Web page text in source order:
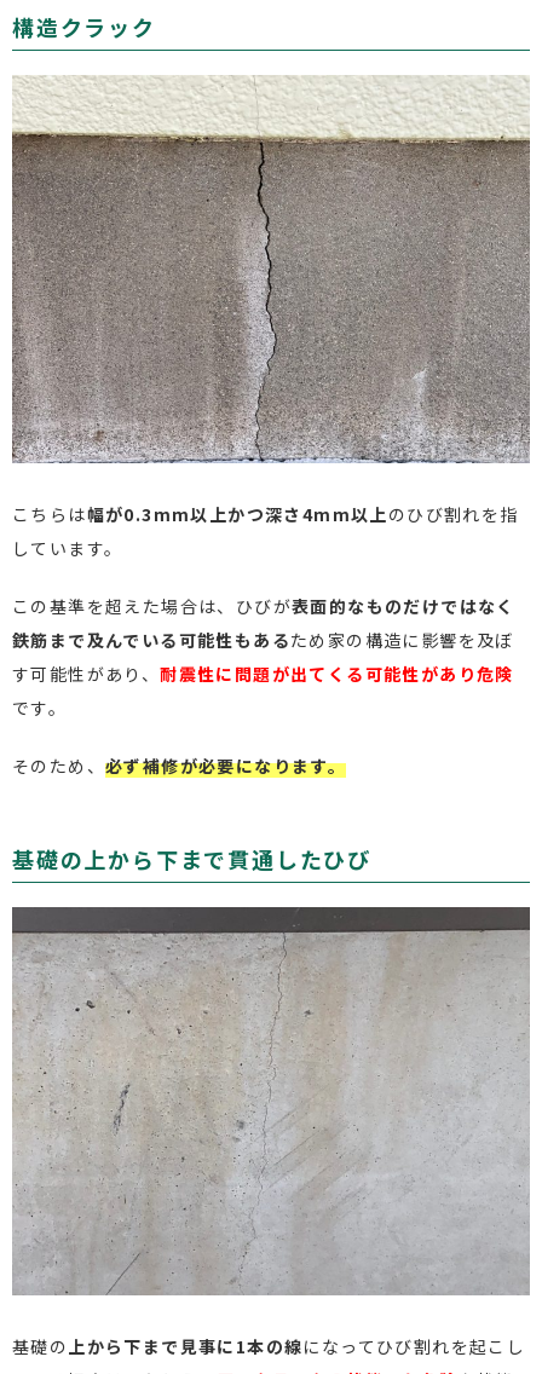
構造クラック
こちらは幅が0.3mm以上かつ深さ4mm以上のひび割れを指
しています。
この基準を超えた場合は、ひびが表面的なものだけではなく
鉄筋まで及んでいる可能性もあるため家の構造に影響を及ぼ
す可能性があり、耐震性に問題が出てくる可能性があり危険
です。
そのため、 必ず補修が必要になります。
基礎の上から下まで貫通したひび
基礎の上から下まで見事に1本の線になってひび割れを起こし